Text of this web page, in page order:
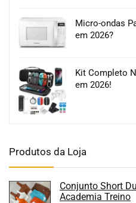
Micro-ondas
em 2026?
Kit Completo
em 2026!
Produtos da Loja
Conjunto Short
Academia Treino